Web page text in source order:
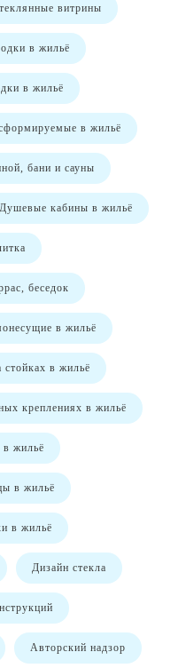
витрины
в жильё
в жильё
в жильё
бани и сауны
Душевые кабины в жильё
беседок
в жильё
стойках в жильё
креплениях в жильё
жильё
в жильё
в жильё
Дизайн стекла
Авторский надзор